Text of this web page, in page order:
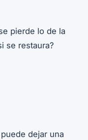
pierde lo de la
se restaura?
dejar una